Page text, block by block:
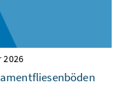
2026